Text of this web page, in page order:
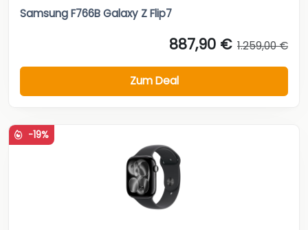
Samsung F766B Galaxy Z Flip7
887,90 € 1.259,00 €
Zum Deal
-19%